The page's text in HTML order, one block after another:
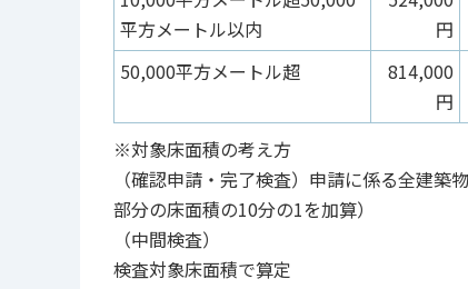
平方メートル以内
円
50,000平方メートル超
814,000
円
※対象床面積の考え方
（確認申請・完了検査）申請に係る全建
部分の床面積の10分の1を加算）
（中間検査）
検査対象床面積で算定